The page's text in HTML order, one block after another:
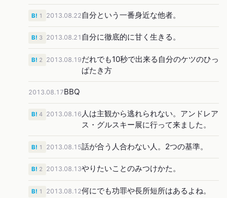
2013.08.22 自分という一番身近な他者。
B! 1
2013.08.21 自分に徹底的に甘く生きる。
B! 3
2013.08.19だれでも10秒で出来る自分のケツのひっ
ぱたき方
B! 2
2013.08.17BBQ
2013.08.16 人は主観から逃れられない。アンドレア
ス・グルスキー展に行って来ました。
B! 4
2013.08.15話が合う人合わない人。2つの基準。
B! 1
2013.08.13やりたいことのみつけかた。
B! 2
2013.08.12何にでも功罪や長所短所はあるよね。
B! 1